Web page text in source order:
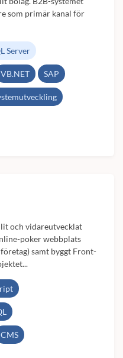
som primär kanal för
Server
VB.NET SAP
och vidareutvecklat
poker webbplats
samt byggt Front-
CMS